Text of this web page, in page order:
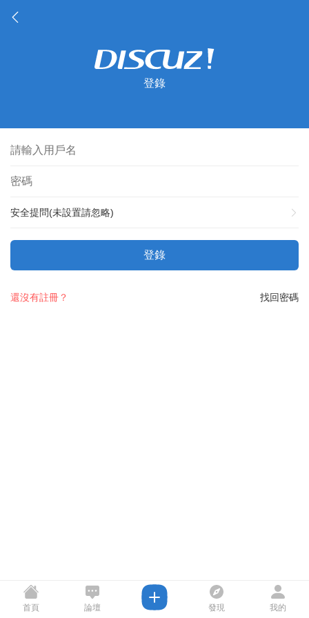
登錄
安全提問(未設置請忽略)
登錄
找回密碼
還沒有註冊？
首頁 論壇 發現 我的